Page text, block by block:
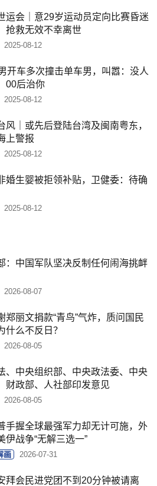
运会｜意29岁运动员定向比赛昏迷
抢救无效不幸离世
2025-08-12
开车多次撞击单车男，叫嚣：没人
00后治你
2025-08-12
风｜或先后登陆台湾及闽南粤东，
上警报
2025-08-12
婚生婴被拒领补贴，卫健委：待确
2025-08-12
：中国军队坚决反制任何闹海挑衅
2026-08-07
郑丽文捐款“青鸟”气炸，质问国民
什么不反日？
2026-08-05
、中央组织部、中央政法委、中央
财政部、人社部印发意见
2026-08-05
手握全球最强军力却无计可施，外
伊战争“无解三选一”
画 2026-07-31
拜会民进党团不到20分钟被请离